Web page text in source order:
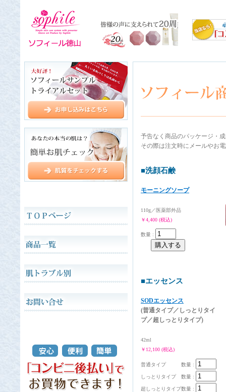
予告なく商品のパッケージ・
その際は注文時にメールやお
■洗顔石鹸
モーニングソープ
110g／医薬部外品
￥4,400 (税込)
数量 :
■エッセンス
SODエッセンス
(普通タイプ／しっとりタイ
プ／超しっとりタイプ)
42ml
￥12,100 (税込)
普通タイプ 数量 :
しっとりタイプ 数量 :
超しっとりタイプ数量 :